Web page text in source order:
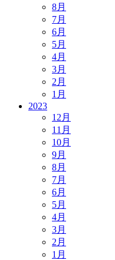
8月
7月
6月
5月
4月
3月
2月
1月
2023
12月
11月
10月
9月
8月
7月
6月
5月
4月
3月
2月
1月